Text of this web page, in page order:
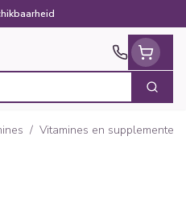
Zoek
/ Vitamines en supplementen